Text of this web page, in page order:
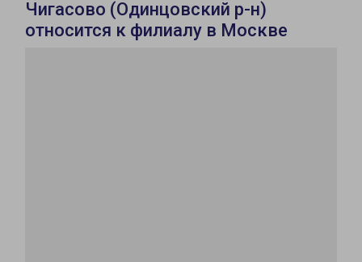
Чигасово (Одинцовский р-н)
относится к филиалу в Москве